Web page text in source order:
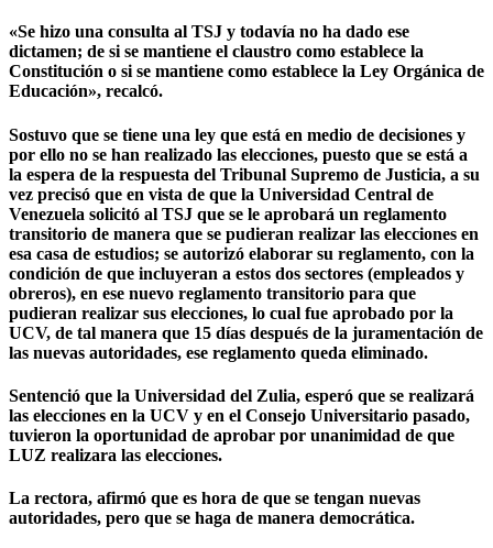
«Se hizo una consulta al TSJ y todavía no ha dado ese
dictamen; de si se mantiene el claustro como establece la
Constitución o si se mantiene como establece la Ley Orgánica de
Educación», recalcó.
Sostuvo que se tiene una ley que está en medio de decisiones y
por ello no se han realizado las elecciones, puesto que se está a
la espera de la respuesta del Tribunal Supremo de Justicia, a su
vez precisó que en vista de que la Universidad Central de
Venezuela solicitó al TSJ que se le aprobará un reglamento
transitorio de manera que se pudieran realizar las elecciones en
esa casa de estudios; se autorizó elaborar su reglamento, con la
condición de que incluyeran a estos dos sectores (empleados y
obreros), en ese nuevo reglamento transitorio para que
pudieran realizar sus elecciones, lo cual fue aprobado por la
UCV, de tal manera que 15 días después de la juramentación de
las nuevas autoridades, ese reglamento queda eliminado.
Sentenció que la Universidad del Zulia, esperó que se realizará
las elecciones en la UCV y en el Consejo Universitario pasado,
tuvieron la oportunidad de aprobar por unanimidad de que
LUZ realizara las elecciones.
La rectora, afirmó que es hora de que se tengan nuevas
autoridades, pero que se haga de manera democrática.